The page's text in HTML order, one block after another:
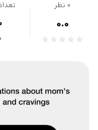
0 نظر
0.0